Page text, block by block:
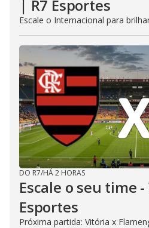
| R7 Esportes
Escale o Internacional para
DO R7/HÁ 2 HORAS
Escale o seu time
Esportes
Próxima partida: Vitória x